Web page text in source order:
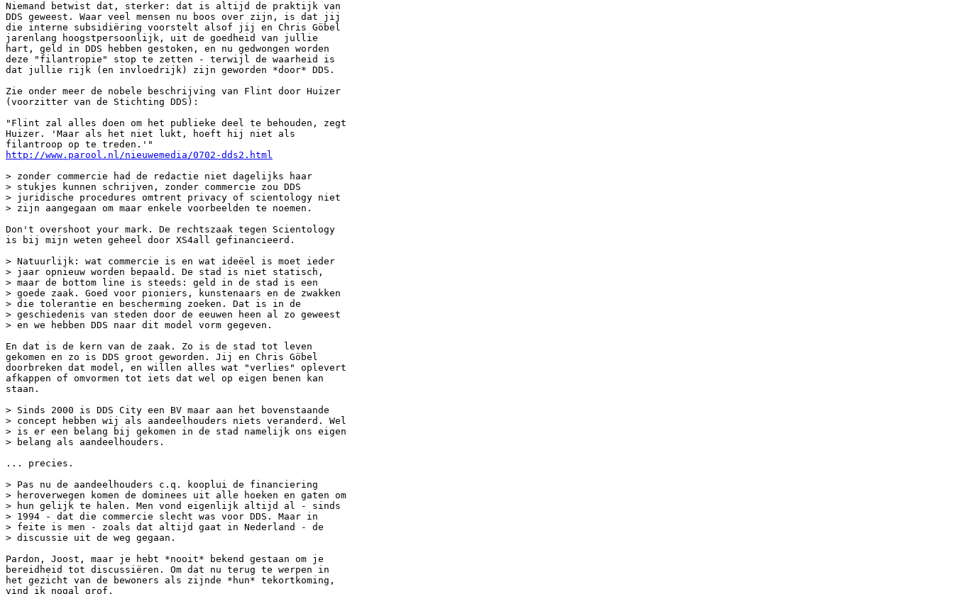
Niemand betwist dat, sterker: dat is altijd de praktijk van
DDS geweest. Waar veel mensen nu boos over zijn, is dat jij
die interne subsidiëring voorstelt alsof jij en Chris Göbel
jarenlang hoogstpersoonlijk, uit de goedheid van jullie
hart, geld in DDS hebben gestoken, en nu gedwongen worden
deze "filantropie" stop te zetten - terwijl de waarheid is
dat jullie rijk (en invloedrijk) zijn geworden *door* DDS.
Zie onder meer de nobele beschrijving van Flint door Huizer
(voorzitter van de Stichting DDS):
"Flint zal alles doen om het publieke deel te behouden, zegt
Huizer. 'Maar als het niet lukt, hoeft hij niet als
http://www.parool.nl/nieuwemedia/0702-dds2.html
> zonder commercie had de redactie niet dagelijks haar
> stukjes kunnen schrijven, zonder commercie zou DDS
> juridische procedures omtrent privacy of scientology niet
> zijn aangegaan om maar enkele voorbeelden te noemen.
Don't overshoot your mark. De rechtszaak tegen Scientology
is bij mijn weten geheel door XS4all gefinancieerd.
> Natuurlijk: wat commercie is en wat ideëel is moet ieder
> jaar opnieuw worden bepaald. De stad is niet statisch,
> maar de bottom line is steeds: geld in de stad is een
> goede zaak. Goed voor pioniers, kunstenaars en de zwakken
> die tolerantie en bescherming zoeken. Dat is in de
> geschiedenis van steden door de eeuwen heen al zo geweest
> en we hebben DDS naar dit model vorm gegeven.
En dat is de kern van de zaak. Zo is de stad tot leven
gekomen en zo is DDS groot geworden. Jij en Chris Göbel
doorbreken dat model, en willen alles wat "verlies" oplevert
afkappen of omvormen tot iets dat wel op eigen benen kan
staan.
> Sinds 2000 is DDS City een BV maar aan het bovenstaande
> concept hebben wij als aandeelhouders niets veranderd. Wel
> is er een belang bij gekomen in de stad namelijk ons eigen
> belang als aandeelhouders.
... precies.
> Pas nu de aandeelhouders c.q. kooplui de financiering
> heroverwegen komen de dominees uit alle hoeken en gaten om
> hun gelijk te halen. Men vond eigenlijk altijd al - sinds
> 1994 - dat die commercie slecht was voor DDS. Maar in
> feite is men - zoals dat altijd gaat in Nederland - de
> discussie uit de weg gegaan.
Pardon, Joost, maar je hebt *nooit* bekend gestaan om je
bereidheid tot discussiëren. Om dat nu terug te werpen in
het gezicht van de bewoners als zijnde *hun* tekortkoming,
vind ik nogal grof.